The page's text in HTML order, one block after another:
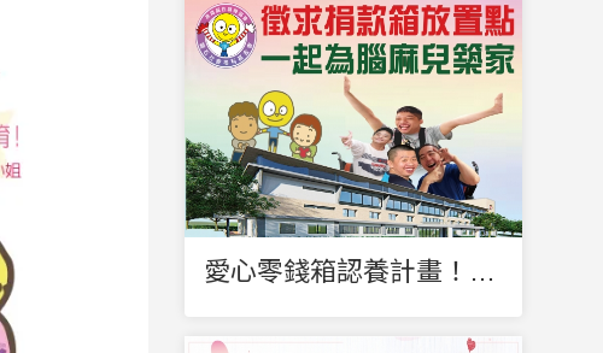
愛心零錢箱認養計畫！磐石社福基金會徵求捐款箱放置點～歡迎店家申請喔！